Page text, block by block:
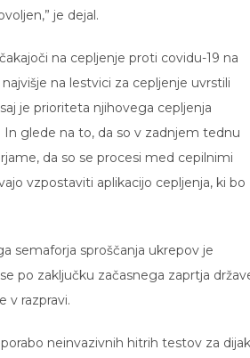
je dejal.
na cepljenje proti covidu-19 na
na lestvici za cepljenje uvrstili
je prioriteta njihovega cepljenja
glede na to, da so v zadnjem tednu
da so se procesi med cepilnimi
vzpostaviti aplikacijo cepljenja, ki bo
semaforja sproščanja ukrepov je
po zaključku začasnega zaprtja
v razpravi.
neinvazivnih hitrih testov za